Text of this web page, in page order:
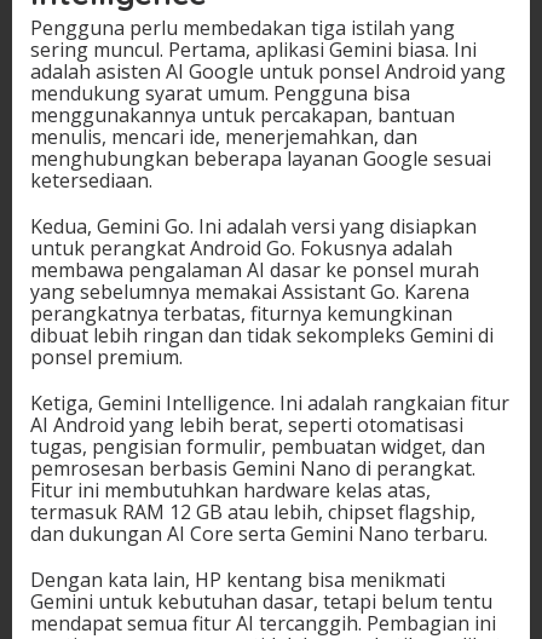
Pengguna perlu membedakan tiga istilah yang
sering muncul. Pertama, aplikasi Gemini biasa. Ini
adalah asisten AI Google untuk ponsel Android yang
mendukung syarat umum. Pengguna bisa
menggunakannya untuk percakapan, bantuan
menulis, mencari ide, menerjemahkan, dan
menghubungkan beberapa layanan Google sesuai
ketersediaan.
Kedua, Gemini Go. Ini adalah versi yang disiapkan
untuk perangkat Android Go. Fokusnya adalah
membawa pengalaman AI dasar ke ponsel murah
yang sebelumnya memakai Assistant Go. Karena
perangkatnya terbatas, fiturnya kemungkinan
dibuat lebih ringan dan tidak sekompleks Gemini di
ponsel premium.
Ketiga, Gemini Intelligence. Ini adalah rangkaian fitur
AI Android yang lebih berat, seperti otomatisasi
tugas, pengisian formulir, pembuatan widget, dan
pemrosesan berbasis Gemini Nano di perangkat.
Fitur ini membutuhkan hardware kelas atas,
termasuk RAM 12 GB atau lebih, chipset flagship,
dan dukungan AI Core serta Gemini Nano terbaru.
Dengan kata lain, HP kentang bisa menikmati
Gemini untuk kebutuhan dasar, tetapi belum tentu
mendapat semua fitur AI tercanggih. Pembagian ini